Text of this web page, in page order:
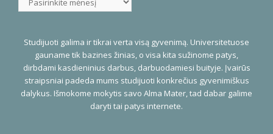
Studijuoti galima ir tikrai verta visą gyvenimą. Universitetuose
gauname tik bazines žinias, o visa kita sužinome patys,
dirbdami kasdieninius darbus, darbuodamiesi buityje. Įvairūs
straipsniai padeda mums studijuoti konkrečius gyvenimiškus
dalykus. Išmokome mokytis savo Alma Mater, tad dabar galime
daryti tai patys internete.